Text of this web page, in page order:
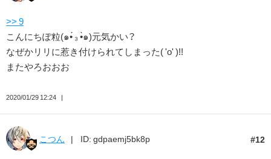
>> 9
こんにちぽ粒(๑•́ ₃ •̀๑)元気かい？
なぜかリリに惹き付けられてしまった( 'o' )!!
またやろおおお
2020/01/29 12:24
12
こつん ID: gdpaemj5bk8p